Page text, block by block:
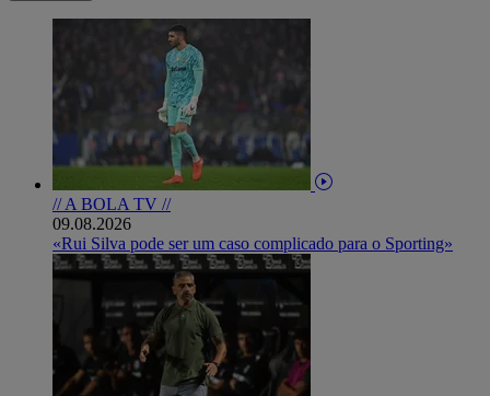
// A BOLA TV //
09.08.2026
«Rui Silva pode ser um caso complicado para o Sporting»